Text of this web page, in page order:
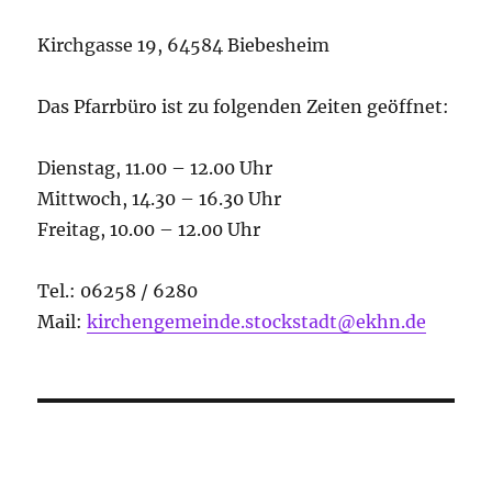
Kirchgasse 19, 64584 Biebesheim
Das Pfarrbüro ist zu folgenden Zeiten geöffnet:
Dienstag, 11.00 – 12.00 Uhr
Mittwoch, 14.30 – 16.30 Uhr
Freitag, 10.00 – 12.00 Uhr
Tel.: 06258 / 6280
Mail:kirchengemeinde.stockstadt@ekhn.de